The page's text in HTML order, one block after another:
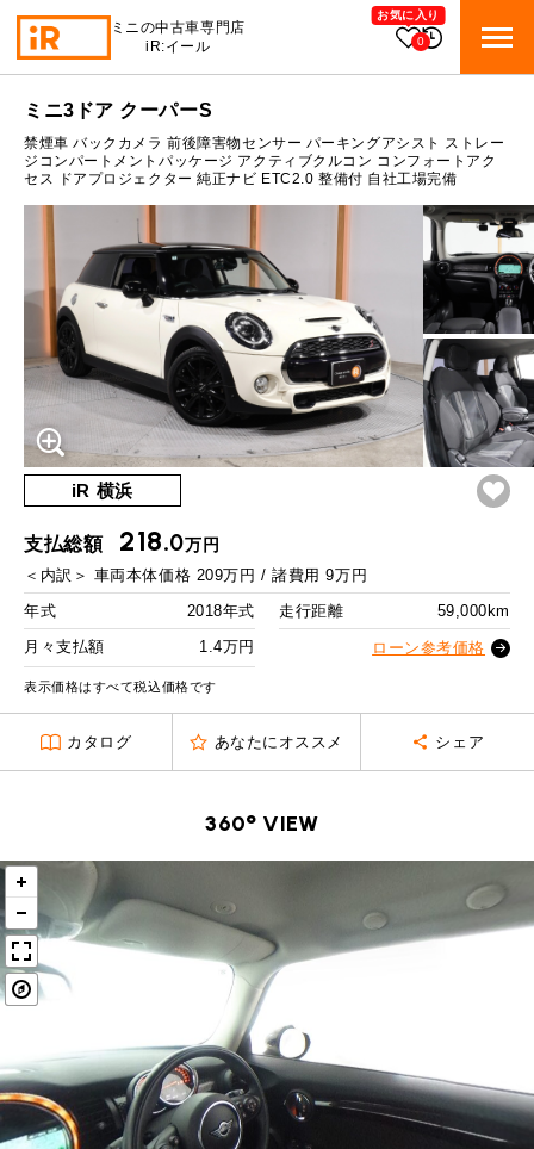
ミニの中古車専門店
iR:イール
お気に入り
0
ROVER MINI
TRADE 買取
TOP
iRの買取が他社よりも高い理由
売却手順
必要書類
買取Q&A
iRで愛車を売却されたお客様の声
BMWミニ買取査定依頼
ローバーミニ買取査定依頼
MAINTENANCE メンテナンス
TOP
BMWミニ メンテナンス
ローバーミニ メンテナンス
最近の修理実績
BLOG & MEDIA ブログ＆メディア
TOP
MINI Blog スタッフブログ
User's Voice 購入者様の声
Part's Report パーツ販売のご案内
Movie 動画一覧
MINI KNOWLEDGE
TOP
BMWミニナレッジ
ローバーミニナレッジ
ABOUT iR iRについて
スタッフ紹介
MAP
リクルート
RECRUIT 採用情報
お問い合わせ サイトマップ
BMW MINI
営業時間
10:00～18:00
定休日
月曜日（祝日の場合は火曜日）
ローン参考価格
通常ローンの場合
月々支払額 1.9 万円
総支払額 260.5 万円
頭金 30 万円
支払回数 84 回
ボーナス支払回数/年 2 回
内訳
1回目 20,621 円
2回目以降
ボーナス月追加額 50,000
ボーナス月数 14 回
残価ローンの場合
月々支払額 1.4 万円
残価 万円
支払回数 84 回
ボーナス支払回数/年
1回目
2回目以降 13,800 円
ミニ3ドア クーパーS
禁煙車 バックカメラ 前後障害物センサー パーキングアシスト ストレー
ジコンパートメントパッケージ アクティブクルコン コンフォートアク
セス ドアプロジェクター 純正ナビ ETC2.0 整備付 自社工場完備
iR 横浜
支払総額 218.0万円
＜内訳＞ 車両本体価格 209万円 / 諸費用9万円
年式
2018年式 走行距離
59,000km
月々支払額
1.4万円 ローン参考価格
表示価格はすべて税込価格です
カタログ あなたにオススメ シェア
360° VIEW